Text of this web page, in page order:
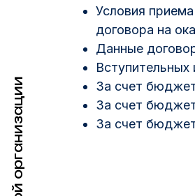
Условия
договора на
Данные
За счет
За счет
За счет